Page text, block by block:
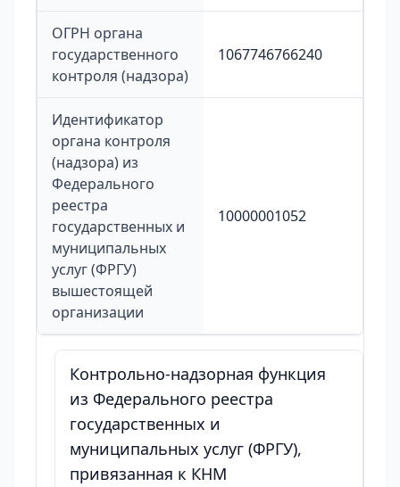
ОГРН органа
государственного
контроля (надзора)
1067746766240
Идентификатор
органа контроля
(надзора) из
Федерального
реестра
государственных и
муниципальных
услуг (ФРГУ)
вышестоящей
организации
10000001052
Контрольно-надзорная функция
из Федерального реестра
государственных и
муниципальных услуг (ФРГУ),
привязанная к КНМ